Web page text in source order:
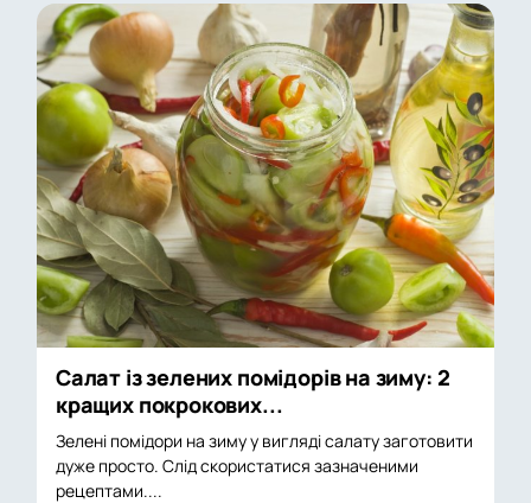
Салат із зелених помідорів на зиму: 2
кращих покрокових...
Зелені помідори на зиму у вигляді салату заготовити
дуже просто. Слід скористатися зазначеними
рецептами....